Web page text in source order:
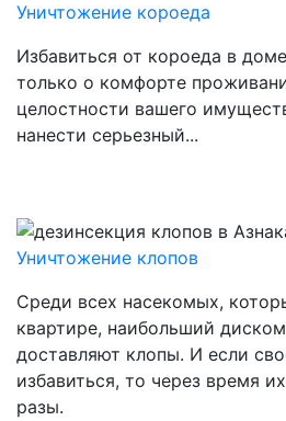
Заказать
Уничтожение короеда
Избавиться от короеда в
только о комфорте
целостности вашего
нанести серьезный...
Заказать
Уничтожение клопов
Среди всех насекомых,
квартире, наибольший
доставляют клопы. И если
избавиться, то через время
разы.